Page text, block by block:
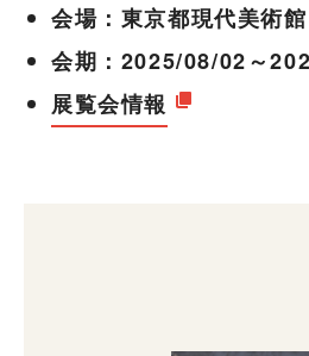
会場：東京都現代美術館
会期：2025/08/02～
展覧会情報